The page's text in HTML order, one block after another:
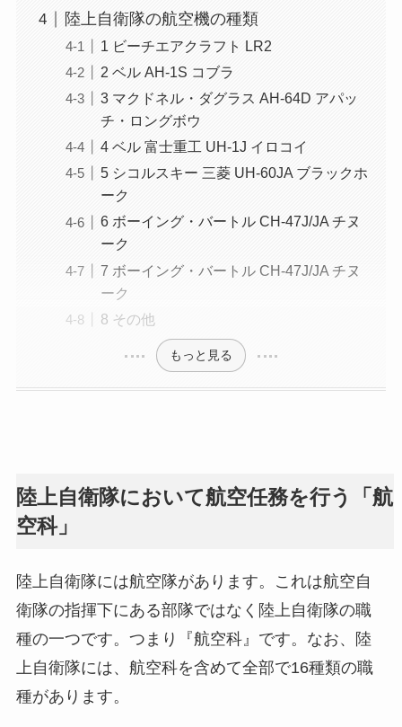
陸上自衛隊の航空機の種類
1 ビーチエアクラフト LR2
2 ベル AH-1S コブラ
3 マクドネル・ダグラス AH-64D アパッ
チ・ロングボウ
4 ベル 富士重工 UH-1J イロコイ
5 シコルスキー 三菱 UH-60JA ブラックホ
ーク
6 ボーイング・バートル CH-47J/JA チヌ
ーク
7 ボーイング・バートル CH-47J/JA チヌ
ーク
8 その他
もっと見る
陸上自衛隊において航空任務を行う「航
空科」
陸上自衛隊には航空隊があります。これは航空自
衛隊の指揮下にある部隊ではなく陸上自衛隊の職
種の一つです。つまり『航空科』です。なお、陸
上自衛隊には、航空科を含めて全部で16種類の職
種があります。